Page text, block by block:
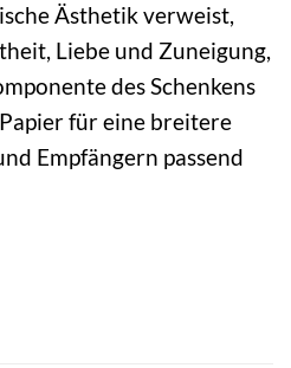
Ästhetik verweist,
Liebe und Zuneigung,
des Schenkens
für eine breitere
Empfängern passend